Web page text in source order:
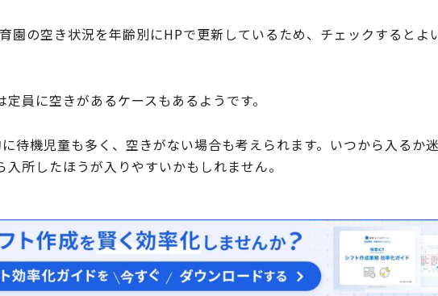
園の空き状況を年齢別にHPで更新しているため、チェックするとよ
員に空きがあるケースもあるようです。
待機児童も多く、空きがない場合も考えられます。いつから入るか
所したほうが入りやすいかもしれません。